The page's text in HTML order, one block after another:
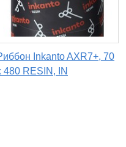
Inkanto AXR7+, 70
480 RESIN, IN